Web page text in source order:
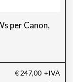
per Canon,
€ 247,00 +IVA